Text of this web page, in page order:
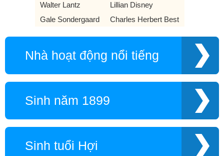
Walter Lantz
Lillian Disney
Gale Sondergaard
Charles Herbert Best
Nhà hoạt động nổi tiếng
Sinh năm 1899
Sinh tuổi Hợi